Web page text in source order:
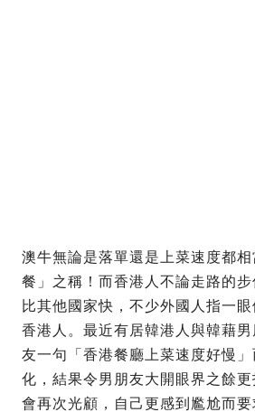
澳牛無論是落單還是上菜速度都
餐」之稱！而香港人不論走路的
比其他國家快，不少外國人指一
香港人。最近有居韓港人與韓藉
友一句「香港餐廳上菜速度好慢
化，結果令男朋友大開眼界之餘
會再次光顧，自己更感到尷尬而要